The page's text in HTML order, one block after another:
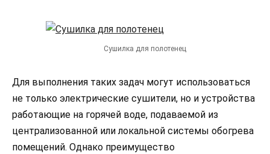
Сушилка для полотенец
Для выполнения таких задач могут использоваться
не только электрические сушители, но и устройства
работающие на горячей воде, подаваемой из
централизованной или локальной системы обогрева
помещений. Однако преимущество